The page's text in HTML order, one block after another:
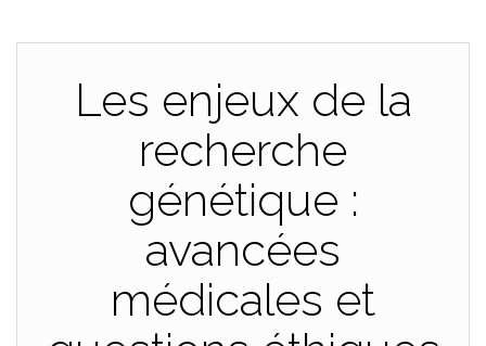
Les enjeux de la
recherche
génétique :
avancées
médicales et